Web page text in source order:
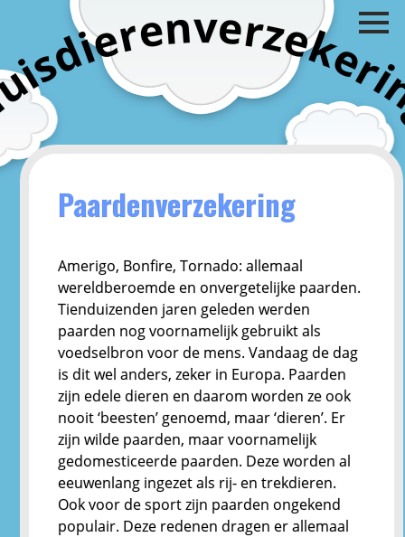
i
sd
ierenverzeke
r
i
Paardenverzekering
Amerigo, Bonfire, Tornado: allemaal
wereldberoemde en onvergetelijke paarden.
Tienduizenden jaren geleden werden
paarden nog voornamelijk gebruikt als
voedselbron voor de mens. Vandaag de dag
is dit wel anders, zeker in Europa. Paarden
zijn edele dieren en daarom worden ze ook
nooit ‘beesten’ genoemd, maar ‘dieren’. Er
zijn wilde paarden, maar voornamelijk
gedomesticeerde paarden. Deze worden al
eeuwenlang ingezet als rij- en trekdieren.
Ook voor de sport zijn paarden ongekend
populair. Deze redenen dragen er allemaal